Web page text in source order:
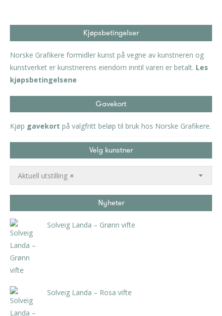
Kjøpsbetingelser
Norske Grafikere formidler kunst på vegne av kunstneren og
kunstverket er kunstnerens eiendom inntil varen er betalt. Les
kjøpsbetingelsene
Gavekort
Kjøp gavekort på valgfritt beløp til bruk hos Norske Grafikere.
Velg kunstner
×
Aktuell utstilling
Nyheter
Solveig Landa – Grønn vifte
Solveig Landa – Rosa vifte